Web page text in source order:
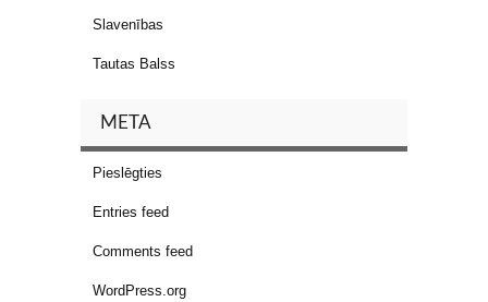
Slavenības
Tautas Balss
META
Pieslēgties
Entries feed
Comments feed
WordPress.org